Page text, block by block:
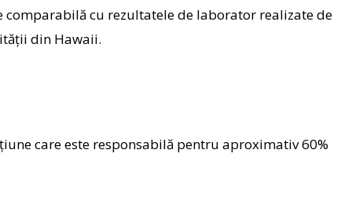
cu rezultatele de laborator realizate de
din Hawaii.
care este responsabilă pentru aproximativ 60%